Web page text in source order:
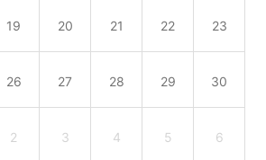
19 20 21 22 23
26 27 28 29 30
2 3 4 5 6